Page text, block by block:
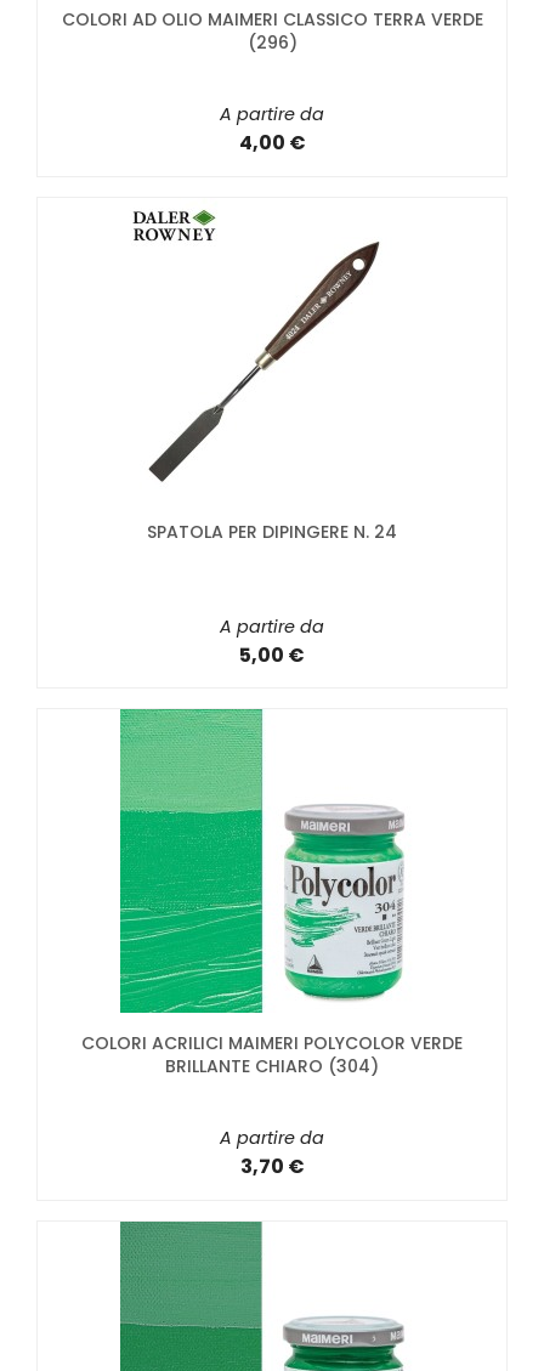
COLORI AD OLIO MAIMERI CLASSICO TERRA VERDE
(296)
A partire da
4,00 €
SPATOLA PER DIPINGERE N. 24
A partire da
5,00 €
COLORI ACRILICI MAIMERI POLYCOLOR VERDE
BRILLANTE CHIARO (304)
A partire da
3,70 €